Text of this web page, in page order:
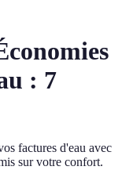
: 7
factures d'eau avec
sur votre confort.